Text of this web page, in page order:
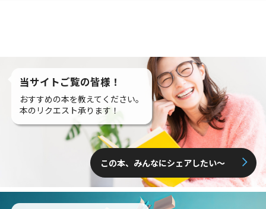
当サイトご覧の皆様！
おすすめの本を教えてください。
本のリクエスト承ります！
この本、みんなにシェアしたい〜